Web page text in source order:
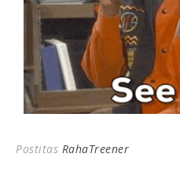
Postitas RahaTreener